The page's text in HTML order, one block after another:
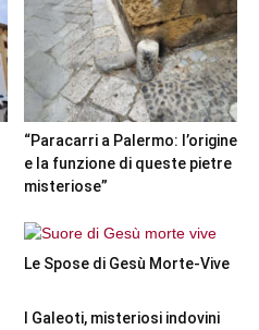
“Paracarri a Palermo: l’origine
e la funzione di queste pietre
misteriose”
Le Spose di Gesù Morte-Vive
I Galeoti, misteriosi indovini